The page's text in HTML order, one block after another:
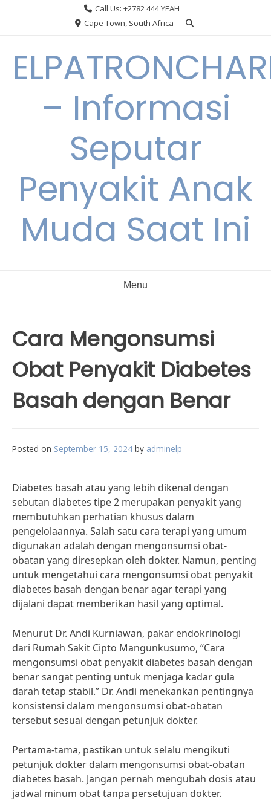
Call Us: +2782 444 YEAH
Cape Town, South Africa
– Informasi
Seputar
Penyakit Anak
Muda Saat Ini
Menu
Cara Mengonsumsi
Obat Penyakit Diabetes
Basah dengan Benar
Posted on September 15, 2024 by adminelp
Diabetes basah atau yang lebih dikenal dengan
sebutan diabetes tipe 2 merupakan penyakit yang
membutuhkan perhatian khusus dalam
pengelolaannya. Salah satu cara terapi yang umum
digunakan adalah dengan mengonsumsi obat-
obatan yang diresepkan oleh dokter. Namun, penting
untuk mengetahui cara mengonsumsi obat penyakit
diabetes basah dengan benar agar terapi yang
dijalani dapat memberikan hasil yang optimal.
Menurut Dr. Andi Kurniawan, pakar endokrinologi
dari Rumah Sakit Cipto Mangunkusumo, “Cara
mengonsumsi obat penyakit diabetes basah dengan
benar sangat penting untuk menjaga kadar gula
darah tetap stabil.” Dr. Andi menekankan pentingnya
konsistensi dalam mengonsumsi obat-obatan
tersebut sesuai dengan petunjuk dokter.
Pertama-tama, pastikan untuk selalu mengikuti
petunjuk dokter dalam mengonsumsi obat-obatan
diabetes basah. Jangan pernah mengubah dosis atau
jadwal minum obat tanpa persetujuan dokter.